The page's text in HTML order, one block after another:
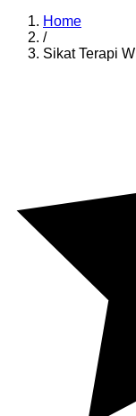
Home
/
Sikat Terapi